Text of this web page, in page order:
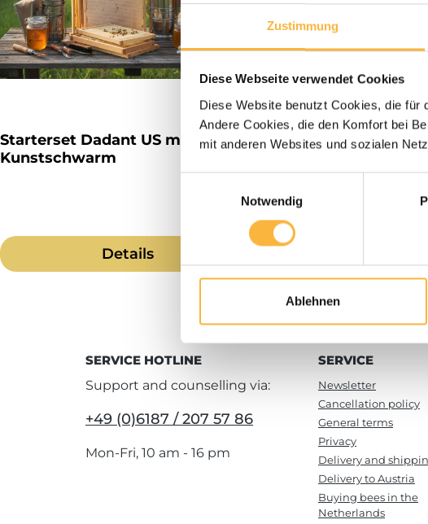
Zustimmung
Diese Webseite verwendet Cookies
Diese Website benutzt Cookies, die
Andere Cookies, die den Komfort bei
mit anderen Websites und sozialen
Notwendig
Ablehnen
Starterset Dadant US mit Bio-
Kunstschwarm
Details
Starterset Dadant
SERVICE HOTLINE
Support and counselling via:
+49 (0)6187 / 207 57 86
Mon-Fri, 10 am - 16 pm
SERVICE
Newsletter
Cancellation policy
General terms
Privacy
Delivery and
Delivery to Austria
Buying bees in the
Netherlands